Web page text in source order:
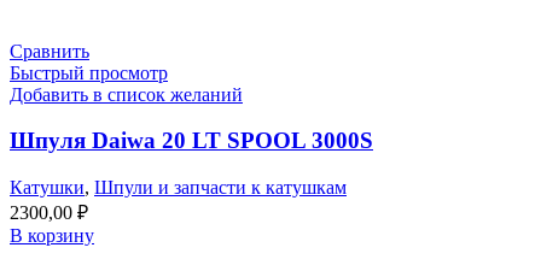
Сравнить
Быстрый просмотр
Добавить в список желаний
Шпуля Daiwa 20 LT SPOOL 3000S
Катушки, Шпули и запчасти к катушкам
2300,00 ₽
В корзину